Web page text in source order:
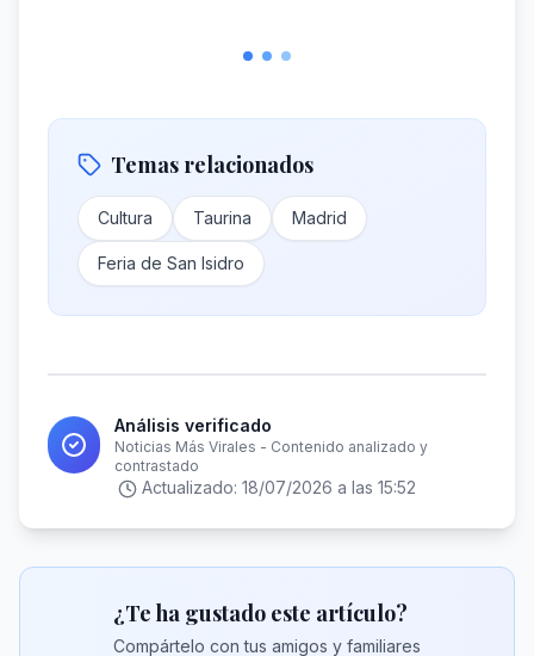
Temas relacionados
Cultura Taurina Madrid
Feria de San Isidro
Análisis verificado
Noticias Más Virales - Contenido analizado y
contrastado
Actualizado: 18/07/2026 a las 15:52
¿Te ha gustado este artículo?
Compártelo con tus amigos y familiares